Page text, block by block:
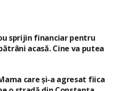
sprijin financiar pentru
acasă. Cine va putea
care și-a agresat fiica